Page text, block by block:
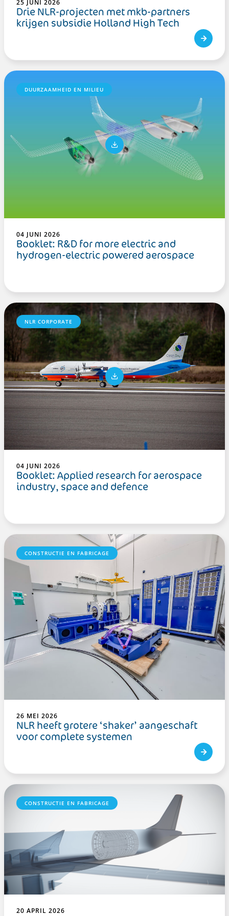
25 JUNI 2026
Drie NLR-projecten met mkb-partners
krijgen subsidie Holland High Tech
DUURZAAMHEID EN MILIEU
04 JUNI 2026
Booklet: R&D for more electric and
hydrogen-electric powered aerospace
NLR CORPORATE
04 JUNI 2026
Booklet: Applied research for aerospace
industry, space and defence
CONSTRUCTIE EN FABRICAGE
26 MEI 2026
NLR heeft grotere ‘shaker’ aangeschaft
voor complete systemen
CONSTRUCTIE EN FABRICAGE
20 APRIL 2026